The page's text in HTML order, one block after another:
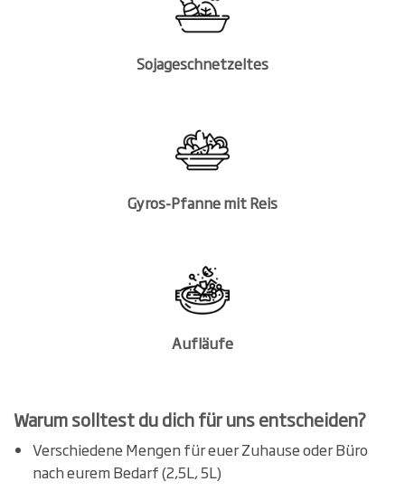
Sojageschnetzeltes
Gyros-Pfanne mit Reis
Aufläufe
Warum solltest du dich für uns entscheiden?
Verschiedene Mengen für euer Zuhause oder Büro
nach eurem Bedarf (2,5L, 5L)